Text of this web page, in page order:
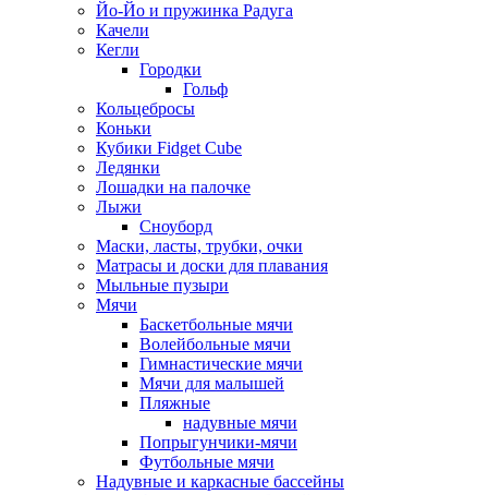
Йо-Йо и пружинка Радуга
Качели
Кегли
Городки
Гольф
Кольцебросы
Коньки
Кубики Fidget Cube
Ледянки
Лошадки на палочке
Лыжи
Сноуборд
Маски, ласты, трубки, очки
Матрасы и доски для плавания
Мыльные пузыри
Мячи
Баскетбольные мячи
Волейбольные мячи
Гимнастические мячи
Мячи для малышей
Пляжные
надувные мячи
Попрыгунчики-мячи
Футбольные мячи
Надувные и каркасные бассейны